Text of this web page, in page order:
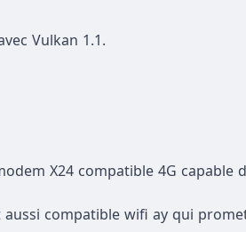
Vulkan 1.1.
X24 compatible 4G capable
compatible wifi ay qui